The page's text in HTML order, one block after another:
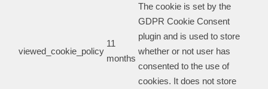
viewed_cookie_policy
11
months
The cookie is set by the
GDPR Cookie Consent
plugin and is used to store
whether or not user has
consented to the use of
cookies. It does not store